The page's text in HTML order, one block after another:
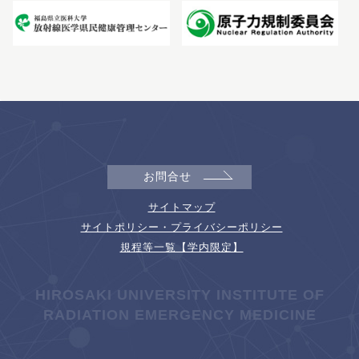
お問合せ
サイトマップ
サイトポリシー・プライバシーポリシー
規程等一覧【学内限定】
HIROSAKI UNIVERSITY INSTITUTE OF
RADIATION EMERGENCY MEDICINE